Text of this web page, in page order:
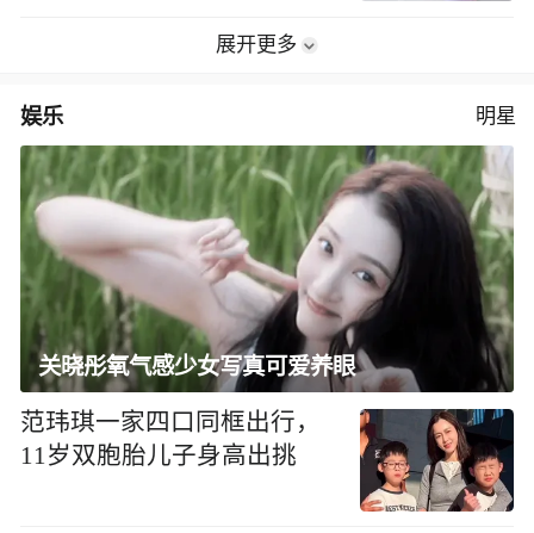
展开更多
娱乐 明星
关晓彤氧气感少女写真可爱养眼
范玮琪一家四口同框出行，
11岁双胞胎儿子身高出挑